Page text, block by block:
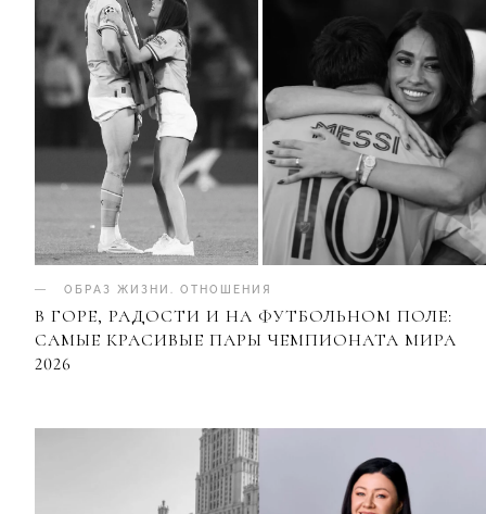
ОБРАЗ ЖИЗНИ ОТНОШЕНИЯ
В ГОРЕ, РАДОСТИ И НА ФУТБОЛЬНОМ ПОЛЕ:
САМЫЕ КРАСИВЫЕ ПАРЫ ЧЕМПИОНАТА МИРА
2026